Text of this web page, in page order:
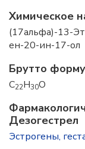
Химическое
(17альфа)-13-
ен-20-ин-17-ол
Брутто
C22H30O
Дезогестрел
Эстрогены,